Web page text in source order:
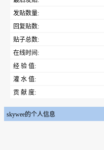
发贴数量:
回复贴数:
贴子总数:
在线时间:
经 验 值:
灌 水 值:
贡 献 度:
skywee的个人信息